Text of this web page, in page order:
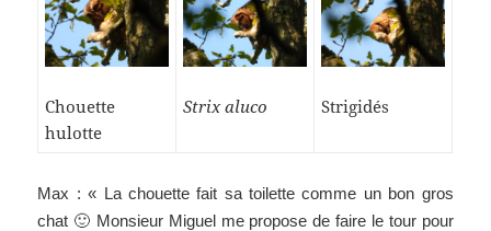
Chouette
hulotte
Strix aluco Strigidés
Max : « La chouette fait sa toilette comme un bon gros
chat 🙂 Monsieur Miguel me propose de faire le tour pour